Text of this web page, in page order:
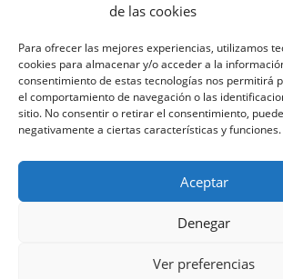
de las cookies
Para ofrecer las mejores experiencias, utilizamos
cookies para almacenar y/o acceder a la
consentimiento de estas tecnologías nos permitirá
el comportamiento de navegación o las
sitio. No consentir o retirar el consentimiento,
negativamente a ciertas características y funciones.
Aceptar
Denegar
Ver preferencias
Año 2014
Año 2012